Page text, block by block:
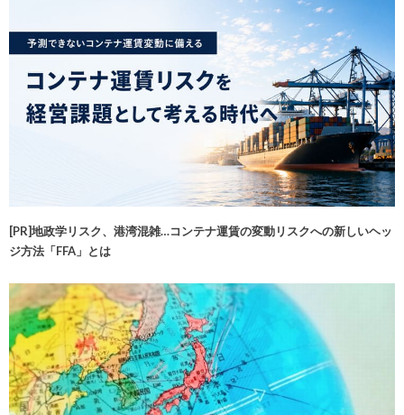
[PR]地政学リスク、港湾混雑…コンテナ運賃の変動リスクへの新しいヘッ
ジ方法「FFA」とは